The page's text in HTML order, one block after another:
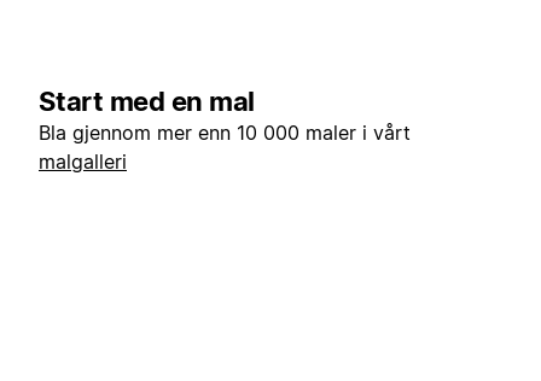
Start med en mal
Bla gjennom mer enn 10 000 maler i vårt
malgalleri